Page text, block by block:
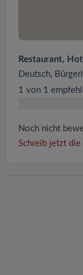
Restaurant,
Deutsch,
1 von 1
Noch nicht
Schreib jetzt